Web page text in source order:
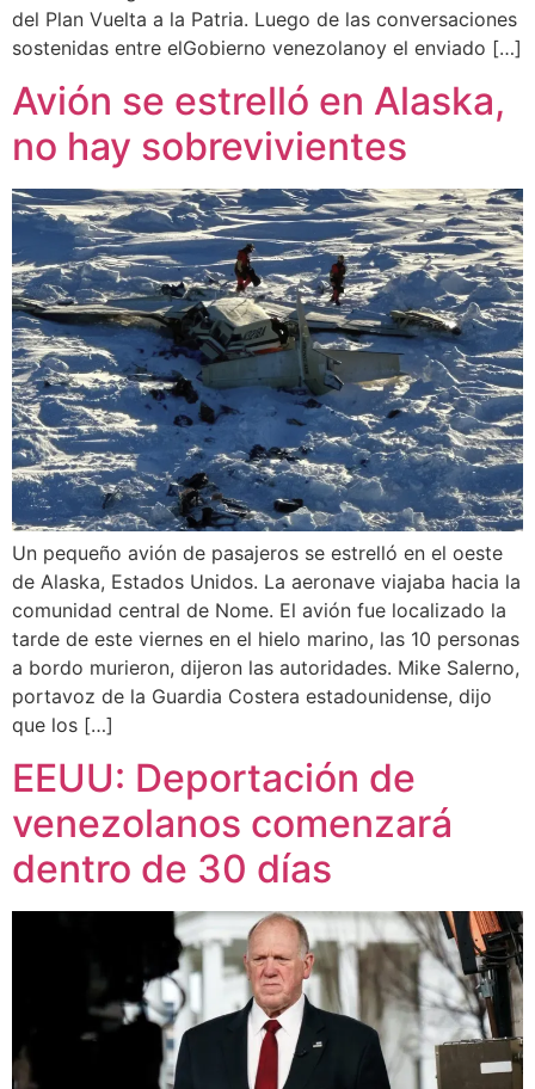
del Plan Vuelta a la Patria. Luego de las conversaciones
sostenidas entre elGobierno venezolanoy el enviado […]
Avión se estrelló en Alaska,
no hay sobrevivientes
Un pequeño avión de pasajeros se estrelló en el oeste
de Alaska, Estados Unidos. La aeronave viajaba hacia la
comunidad central de Nome. El avión fue localizado la
tarde de este viernes en el hielo marino, las 10 personas
a bordo murieron, dijeron las autoridades. Mike Salerno,
portavoz de la Guardia Costera estadounidense, dijo
que los […]
EEUU: Deportación de
venezolanos comenzará
dentro de 30 días